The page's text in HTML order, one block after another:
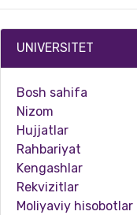
06.28.2024 6954
UNIVERSITET
Bosh sahifa
Nizom
Hujjatlar
Rahbariyat
Kengashlar
Rekvizitlar
Moliyaviy hisobotlar